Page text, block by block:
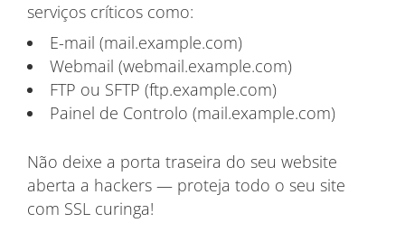
serviços críticos como:
E-mail (mail.example.com)
Webmail (webmail.example.com)
FTP ou SFTP (ftp.example.com)
Painel de Controlo (mail.example.com)
Não deixe a porta traseira do seu website
aberta a hackers — proteja todo o seu site
com SSL curinga!